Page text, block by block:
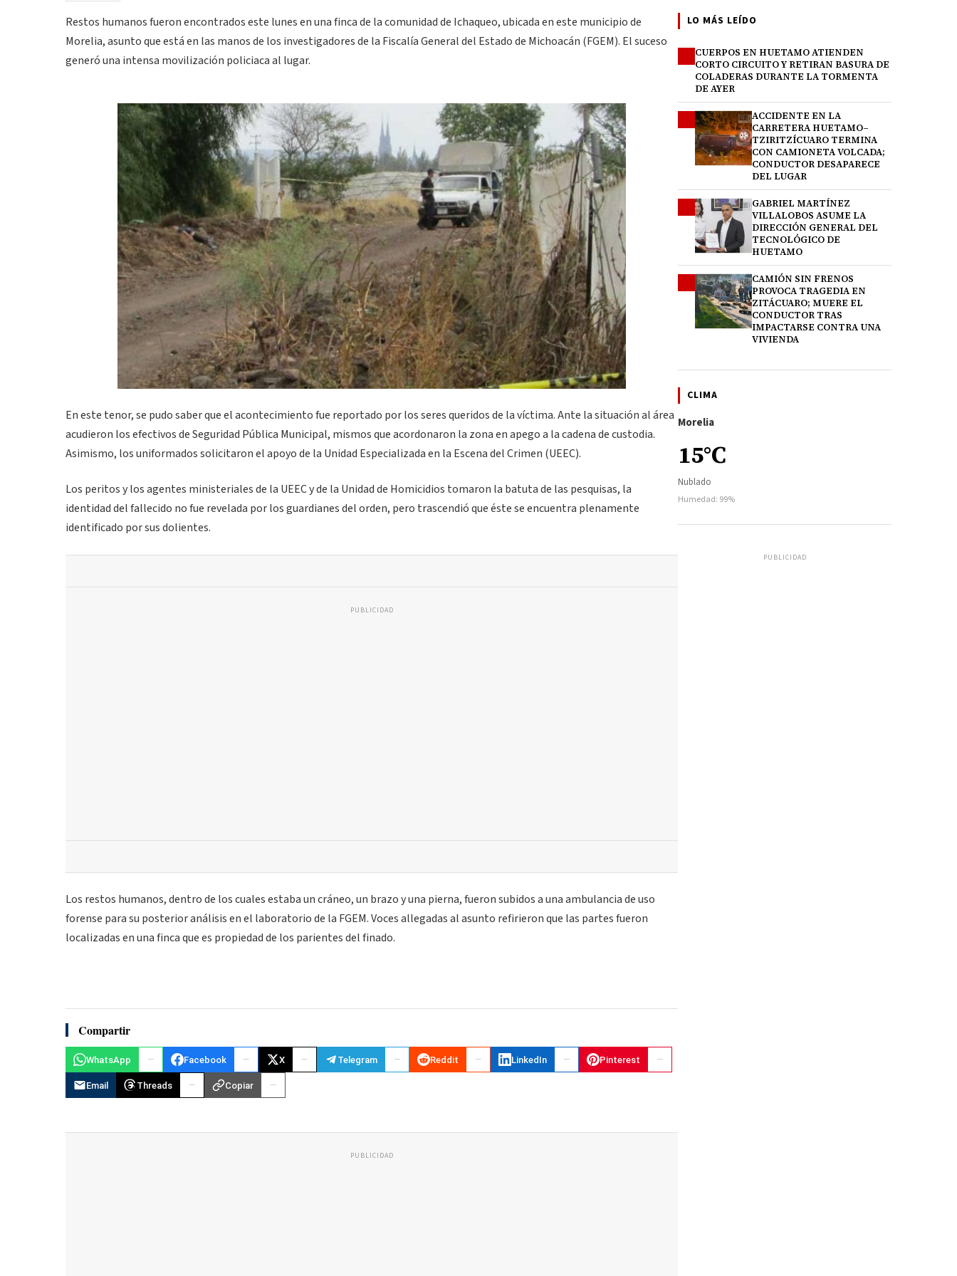
Restos humanos fueron encontrados este lunes en una finca de la comunidad de Ichaqueo, ubicada en este municipio de
Morelia, asunto que está en las manos de los investigadores de la Fiscalía General del Estado de Michoacán (FGEM). El suceso
generó una intensa movilización policiaca al lugar.
En este tenor, se pudo saber que el acontecimiento fue reportado por los seres queridos de la víctima. Ante la situación al área
acudieron los efectivos de Seguridad Pública Municipal, mismos que acordonaron la zona en apego a la cadena de custodia.
Asimismo, los uniformados solicitaron el apoyo de la Unidad Especializada en la Escena del Crimen (UEEC).
Los peritos y los agentes ministeriales de la UEEC y de la Unidad de Homicidios tomaron la batuta de las pesquisas, la
identidad del fallecido no fue revelada por los guardianes del orden, pero trascendió que éste se encuentra plenamente
identificado por sus dolientes.
PUBLICIDAD
Los restos humanos, dentro de los cuales estaba un cráneo, un brazo y una pierna, fueron subidos a una ambulancia de uso
forense para su posterior análisis en el laboratorio de la FGEM. Voces allegadas al asunto refirieron que las partes fueron
localizadas en una finca que es propiedad de los parientes del finado.
Compartir
WhatsApp Facebook X Telegram Reddit LinkedIn Pinterest
Email Threads Copiar
PUBLICIDAD
LO MÁS LEÍDO
CUERPOS EN HUETAMO ATIENDEN
CORTO CIRCUITO Y RETIRAN BASURA DE
COLADERAS DURANTE LA TORMENTA
DE AYER
ACCIDENTE EN LA
CARRETERA HUETAMO–
TZIRITZÍCUARO TERMINA
CON CAMIONETA VOLCADA;
CONDUCTOR DESAPARECE
DEL LUGAR
GABRIEL MARTÍNEZ
VILLALOBOS ASUME LA
DIRECCIÓN GENERAL DEL
TECNOLÓGICO DE
HUETAMO
CAMIÓN SIN FRENOS
PROVOCA TRAGEDIA EN
ZITÁCUARO; MUERE EL
CONDUCTOR TRAS
IMPACTARSE CONTRA UNA
VIVIENDA
CLIMA
Morelia
15°C
Nublado
Humedad: 99%
PUBLICIDAD